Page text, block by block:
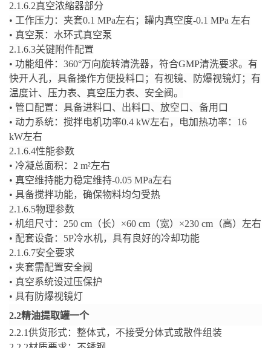
2.1.6.2真空浓缩器部分
• 工作压力：夹套0.1 MPa左右；罐内真空度-0.1 MPa 左右
• 真空泵：水环式真空泵
2.1.6.3关键附件配置
• 功能组件： 360°万向旋转清洗器，符合GMP清洗要求。有
快开人孔，具备操作方便投料口；有视镜、防爆视镜灯；有
温度计、压力表、真空压力表、安全阀。
• 管口配置：具备进料口、出料口、放空口、备用口
• 动力系统：搅拌电机功率0.4 kW左右，电加热功率： 16
kW左右
2.1.6.4性能参数
• 冷凝总面积： 2 m²左右
• 真空维持能力稳定维持-0.05 MPa左右
• 具备搅拌功能，确保物料均匀受热
2.1.6.5物理参数
• 机组尺寸： 250 cm （长） ×60 cm （宽） ×230 cm （高）左右
• 配套设备： 5P冷水机，具有良好的冷却功能
2.1.6.7安全要求
• 夹套需配置安全阀
• 真空系统设过压保护
• 具有防爆视镜灯
2.2精油提取罐一个
2.2.1供货形式：整体式，不接受分体式或散件组装